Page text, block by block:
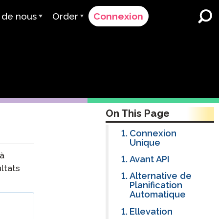
nous
English Learner Programs
Order
Contacter le Support
Connexion
On This Page
Connexion
Unique
Avant API
Alternative de
Planification
Automatique
Ellevation